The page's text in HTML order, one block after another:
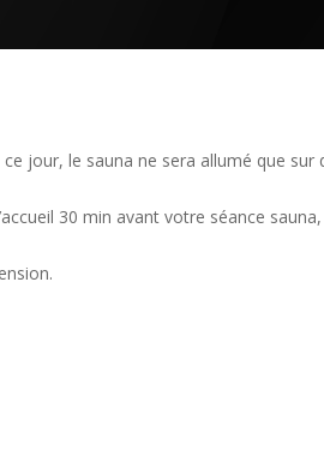
jour, le sauna ne sera allumé que sur
30 min avant votre séance